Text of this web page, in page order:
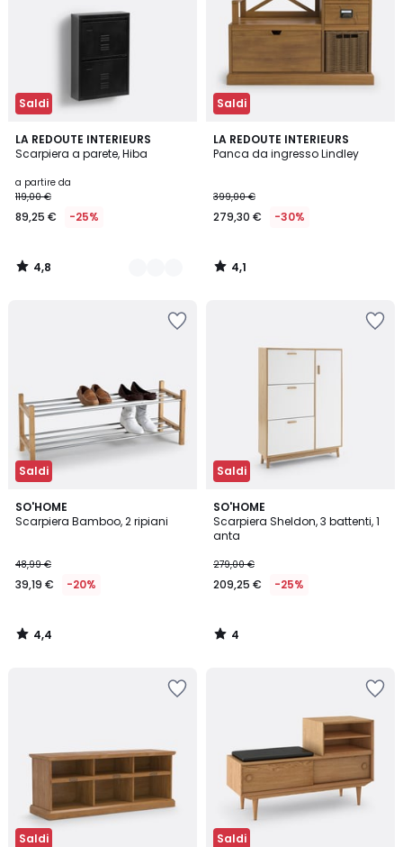
Saldi
LA REDOUTE INTERIEURS
Scarpiera a parete, Hiba
a partire da
119,00 €
89,25 € -25%
4,8
/ 5
3
Colori
4,8
/
Saldi
LA REDOUTE INTERIEURS
Panca da ingresso Lindley
399,00 €
279,30 € -30%
4,1
/ 5
4,1
/
Saldi
SO'HOME
Scarpiera Bamboo, 2 ripiani
48,99 €
39,19 € -20%
4,4
/ 5
4,4
/
Saldi
SO'HOME
Scarpiera Sheldon, 3 battenti, 1
anta
279,00 €
209,25 € -25%
4
/
5
4
/
Saldi Saldi